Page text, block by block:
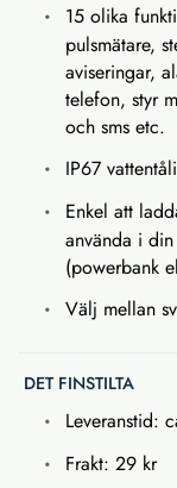
15 olika
pulsmätare,
aviseringar,
telefon, styr
och sms etc.
IP67
Enkel att
använda i
(powerbank
Välj mellan
DET FINSTILTA
Leveranstid:
Frakt: 29 kr